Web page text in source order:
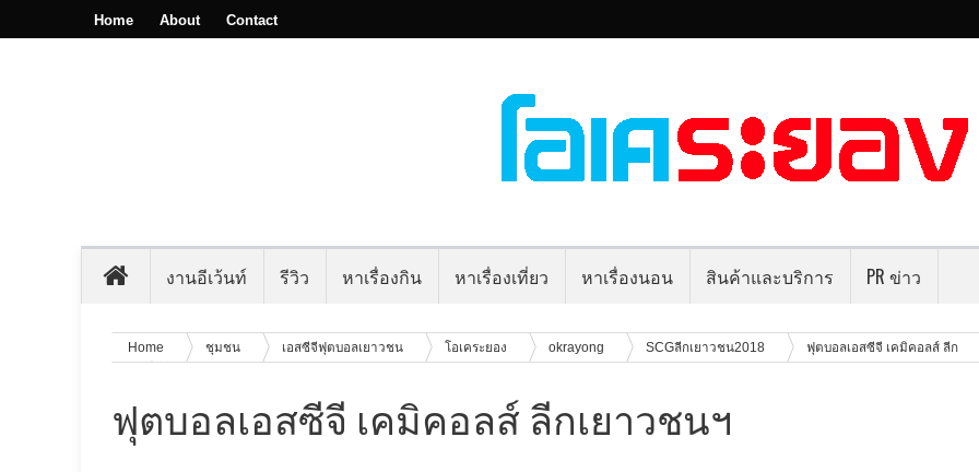
Home About Contact
งานอีเว้นท์ รีวิว หาเรื่องกิน หาเรื่องเที่ยว หาเรื่องนอน สินค้าและบริการ PR ข่าว
Home ชุมชน เอสซีจีฟุตบอลเยาวชน โอเคระยอง okrayong SCGลีกเยาวชน2018
ฟุตบอลเอสซีจี เคมิคอลส์ ลีก
เยาวชนฯ
ฟุตบอลเอสซีจี เคมิคอลส์ ลีกเยาวชนฯ